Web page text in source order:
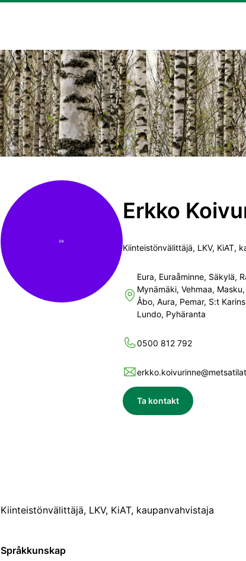
EK
Erkko
Kiinteistönvälittäjä, LKV, KiAT,
Eura, Euraåminne, Säkylä,
Mynämäki, Vehmaa,
Åbo, Aura, Pemar, S:t
Lundo, Pyhäranta
0500 812 792
Ta kontakt
Kiinteistönvälittäjä, LKV, KiAT, kaupanvahvistaja
Språkkunskap